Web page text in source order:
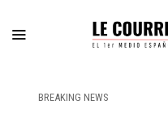
BREAKING NEWS